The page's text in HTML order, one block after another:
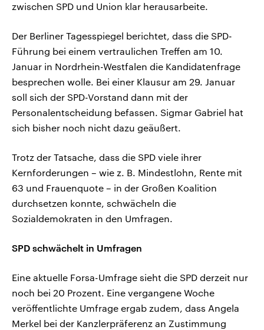
zwischen SPD und Union klar herausarbeite.
Der Berliner Tagesspiegel berichtet, dass die SPD-
Führung bei einem vertraulichen Treffen am 10.
Januar in Nordrhein-Westfalen die Kandidatenfrage
besprechen wolle. Bei einer Klausur am 29. Januar
soll sich der SPD-Vorstand dann mit der
Personalentscheidung befassen. Sigmar Gabriel hat
sich bisher noch nicht dazu geäußert.
Trotz der Tatsache, dass die SPD viele ihrer
Kernforderungen – wie z. B. Mindestlohn, Rente mit
63 und Frauenquote – in der Großen Koalition
durchsetzen konnte, schwächeln die
Sozialdemokraten in den Umfragen.
SPD schwächelt in Umfragen
Eine aktuelle Forsa-Umfrage sieht die SPD derzeit nur
noch bei 20 Prozent. Eine vergangene Woche
veröffentlichte Umfrage ergab zudem, dass Angela
Merkel bei der Kanzlerpräferenz an Zustimmung